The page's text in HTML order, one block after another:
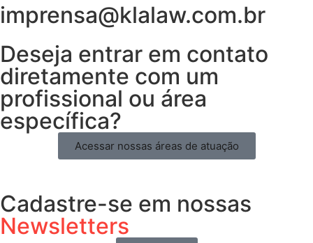
imprensa@klalaw.com.br
Deseja entrar em contato
diretamente com um
profissional ou área
específica?
Acessar nossas áreas de atuação
Cadastre-se em nossas
Newsletters